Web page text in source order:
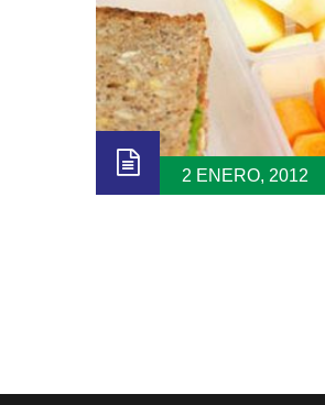
2 ENERO, 2012